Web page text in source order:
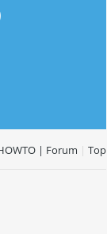
| Forum | Top